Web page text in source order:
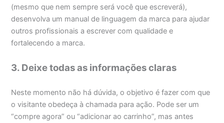
(mesmo que nem sempre será você que escreverá),
desenvolva um manual de linguagem da marca para ajudar
outros profissionais a escrever com qualidade e
fortalecendo a marca.
3. Deixe todas as informações claras
Neste momento não há dúvida, o objetivo é fazer com que
o visitante obedeça à chamada para ação. Pode ser um
“compre agora” ou “adicionar ao carrinho”, mas antes